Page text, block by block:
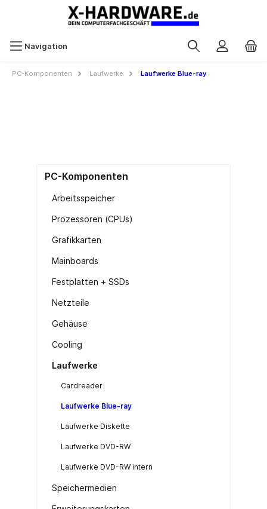
Navigation
PC-Komponenten Laufwerke Laufwerke Blue-ray
PC-Komponenten
Arbeitsspeicher
Prozessoren (CPUs)
Grafikkarten
Mainboards
Festplatten + SSDs
Netzteile
Gehäuse
Cooling
Laufwerke
Cardreader
Laufwerke Blue-ray
Laufwerke Diskette
Laufwerke DVD-RW
Laufwerke DVD-RW intern
Speichermedien